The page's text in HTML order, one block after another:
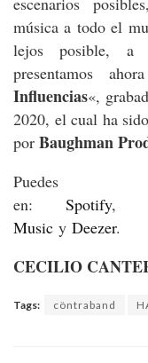
música a todo el
lejos posible, a
presentamos
Influencias«,
2020, el cual ha
por Baughman
en: Spotify,
Music y Deezer.
CECILIO
Tags: cöntraband